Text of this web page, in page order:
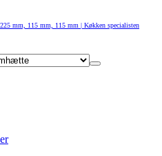
mm, 115 mm, 115 mm | Køkken specialisten